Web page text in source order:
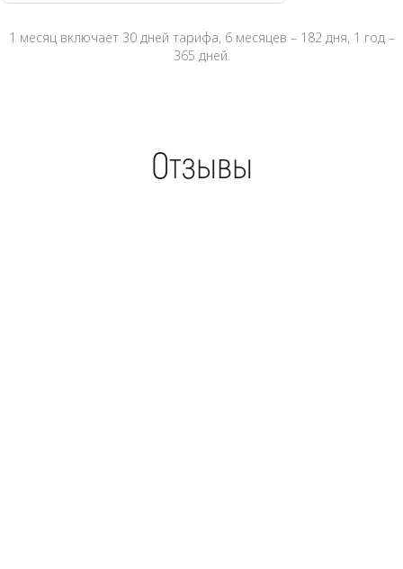
1 месяц включает 30 дней тарифа, 6 месяцев – 182 дня, 1 год –
365 дней.
Отзывы